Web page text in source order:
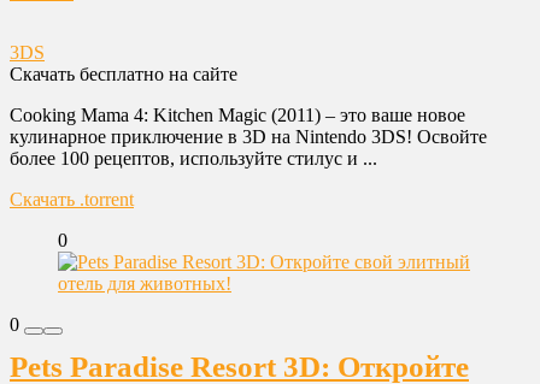
3DS
Скачать бесплатно на сайте
Cooking Mama 4: Kitchen Magic (2011) – это ваше новое
кулинарное приключение в 3D на Nintendo 3DS! Освойте
более 100 рецептов, используйте стилус и ...
Скачать .torrent
0
0
Pets Paradise Resort 3D: Откройте